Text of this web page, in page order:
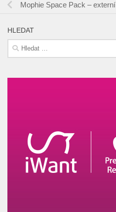
Mophie Space Pack –
HLEDAT
Vyhledávání